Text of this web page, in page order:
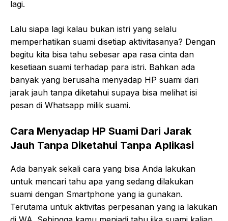
lagi.
Lalu siapa lagi kalau bukan istri yang selalu
memperhatikan suami disetiap aktivitasanya? Dengan
begitu kita bisa tahu sebesar apa rasa cinta dan
kesetiaan suami terhadap para istri. Bahkan ada
banyak yang berusaha menyadap HP suami dari
jarak jauh tanpa diketahui supaya bisa melihat isi
pesan di Whatsapp milik suami.
Cara Menyadap HP Suami Dari Jarak
Jauh Tanpa Diketahui Tanpa Aplikasi
Ada banyak sekali cara yang bisa Anda lakukan
untuk mencari tahu apa yang sedang dilakukan
suami dengan Smartphone yang ia gunakan.
Terutama untuk aktivitas perpesanan yang ia lakukan